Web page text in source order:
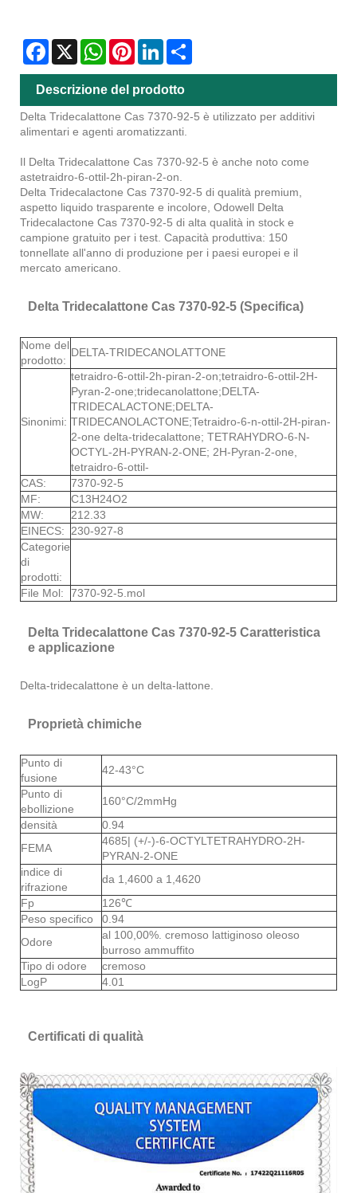
Facebook
X WhatsAppPinterestLinkedIn
Descrizione del prodotto
Delta Tridecalattone Cas 7370-92-5 è utilizzato per additivi
alimentari e agenti aromatizzanti.
Il Delta Tridecalattone Cas 7370-92-5 è anche noto come
astetraidro-6-ottil-2h-piran-2-on.
Delta Tridecalactone Cas 7370-92-5 di qualità premium,
aspetto liquido trasparente e incolore, Odowell Delta
Tridecalactone Cas 7370-92-5 di alta qualità in stock e
campione gratuito per i test. Capacità produttiva: 150
tonnellate all'anno di produzione per i paesi europei e il
mercato americano.
Delta Tridecalattone Cas 7370-92-5 (Specifica)
Nome del
prodotto:
DELTA-TRIDECANOLATTONE
Sinonimi:
tetraidro-6-ottil-2h-piran-2-on;tetraidro-6-ottil-2H-
Pyran-2-one;tridecanolattone;DELTA-
TRIDECALACTONE;DELTA-
TRIDECANOLACTONE;Tetraidro-6-n-ottil-2H-piran-
2-one delta-tridecalattone; TETRAHYDRO-6-N-
OCTYL-2H-PYRAN-2-ONE; 2H-Pyran-2-one,
tetraidro-6-ottil-
CAS:
7370-92-5
MF:
C13H24O2
MW:
212.33
EINECS:
230-927-8
Categorie
di
prodotti:
File Mol:
7370-92-5.mol
Delta Tridecalattone Cas 7370-92-5 Caratteristica
e applicazione
Delta-tridecalattone è un delta-lattone.
Proprietà chimiche
Punto di
fusione
42-43°C
Punto di
ebollizione
160°C/2mmHg
densità
0.94
FEMA
4685| (+/-)-6-OCTYLTETRAHYDRO-2H-
PYRAN-2-ONE
indice di
rifrazione
da 1,4600 a 1,4620
Fp
126℃
Peso specifico
0.94
Odore
al 100,00%. cremoso lattiginoso oleoso
burroso ammuffito
Tipo di odore
cremoso
LogP
4.01
Certificati di qualità